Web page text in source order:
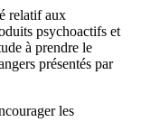
relatif aux
psychoactifs et
à prendre le
présentés par
les